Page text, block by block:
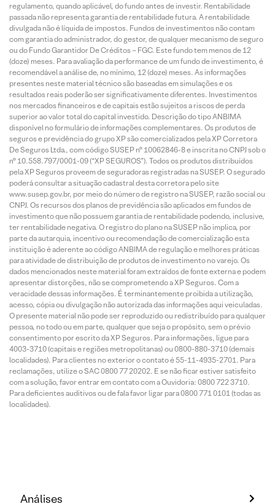
regulamento, quando aplicável, do fundo antes de investir. Rentabilidade
passada não representa garantia de rentabilidade futura. A rentabilidade
divulgada não é líquida de impostos. Fundos de investimentos não contam
com garantia do administrador, do gestor, de qualquer mecanismo de seguro
ou do Fundo Garantidor De Créditos – FGC. Este fundo tem menos de 12
(doze) meses. Para avaliação da performance de um fundo de investimento, é
recomendável a análise de, no mínimo, 12 (doze) meses. As informações
presentes neste material técnico são baseadas em simulações e os
resultados reais poderão ser significativamente diferentes. Investimentos
nos mercados financeiros e de capitais estão sujeitos a riscos de perda
superior ao valor total do capital investido. Descrição do tipo ANBIMA
disponível no formulário de informações complementares. Os produtos de
seguros e previdência do grupo XP são comercializados pela XP Corretora
De Seguros Ltda., com código SUSEP n° 10062846-8 e inscrita no CNPJ sob o
n° 10.558.797/0001-09 (“XP SEGUROS”). Todos os produtos distribuídos
pela XP Seguros proveem de seguradoras registradas na SUSEP. O segurado
poderá consultar a situação cadastral desta corretora pelo site
www.susep.gov.br, por meio do número de registro na SUSEP, razão social ou
CNPJ. Os recursos dos planos de previdência são aplicados em fundos de
investimento que não possuem garantia de rentabilidade podendo, inclusive,
ter rentabilidade negativa. O registro do plano na SUSEP não implica, por
parte da autarquia, incentivo ou recomendação de comercialização esta
instituição é aderente ao código ANBIMA de regulação e melhores práticas
para atividade de distribuição de produtos de investimento no varejo. Os
dados mencionados neste material foram extraídos de fonte externa e podem
apresentar distorções, não se comprometendo a XP Seguros. Com a
veracidade dessas informações. É terminantemente proibida a utilização,
acesso, cópia ou divulgação não autorizada das informações aqui veiculadas.
O presente material não pode ser reproduzido ou redistribuído para qualquer
pessoa, no todo ou em parte, qualquer que seja o propósito, sem o prévio
consentimento por escrito da XP Seguros. Para informações, ligue para
4003-3710 (capitais e regiões metropolitanas) ou 0800-880-3710 (demais
localidades). Para clientes no exterior o contato é 55-11-4935-2701. Para
reclamações, utilize o SAC 0800 77 20202. E se não ficar estiver satisfeito
com a solução, favor entrar em contato com a Ouvidoria: 0800 722 3710.
Para deficientes auditivos ou de fala favor ligar para 0800 771 0101 (todas as
localidades).
Análises